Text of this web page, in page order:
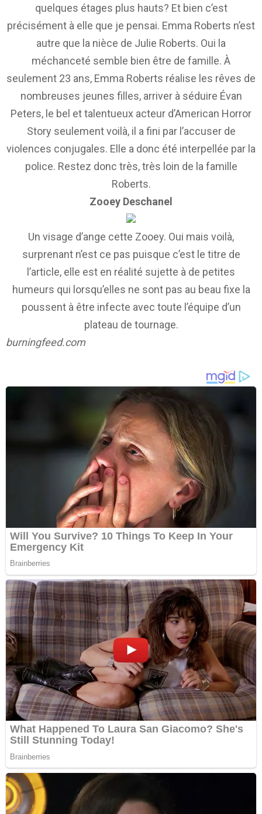
quelques étages plus hauts? Et bien c’est
précisément à elle que je pensai. Emma Roberts n’est
autre que la nièce de Julie Roberts. Oui la
méchanceté semble bien être de famille. À
seulement 23 ans, Emma Roberts réalise les rêves de
nombreuses jeunes filles, arriver à séduire Évan
Peters, le bel et talentueux acteur d’American Horror
Story seulement voilà, il a fini par l’accuser de
violences conjugales. Elle a donc été interpellée par la
police. Restez donc très, très loin de la famille
Roberts.
Zooey Deschanel
Un visage d’ange cette Zooey. Oui mais voilà,
surprenant n’est ce pas puisque c’est le titre de
l’article, elle est en réalité sujette à de petites
humeurs qui lorsqu’elles ne sont pas au beau fixe la
poussent à être infecte avec toute l’équipe d’un
plateau de tournage.
burningfeed.com